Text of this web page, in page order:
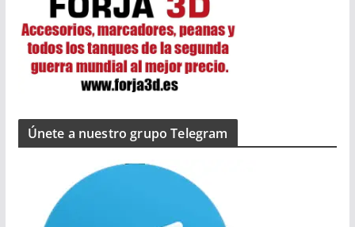
Únete a nuestro grupo Telegram